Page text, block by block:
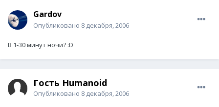
Gardov
Опубликовано 8 декабря, 2006
В 1-30 минут ночи? :D
Гость Humanoid
Опубликовано 8 декабря, 2006